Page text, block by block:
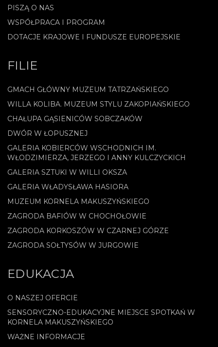
PISZĄ O NAS
WSPÓŁPRACA I PROGRAM
DOTACJE KRAJOWE I FUNDUSZE EUROPEJSKIE
FILIE
GMACH GŁÓWNY MUZEUM TATRZAŃSKIEGO
WILLA KOLIBA. MUZEUM STYLU ZAKOPIAŃSKIEGO
CHAŁUPA GĄSIENICÓW SOBCZAKÓW
DWÓR W ŁOPUSZNEJ
GALERIA KOBIERCÓW WSCHODNICH IM.
WŁODZIMIERZA, JERZEGO I ANNY KULCZYCKICH
GALERIA SZTUKI W WILLI OKSZA
GALERIA WŁADYSŁAWA HASIORA
MUZEUM KORNELA MAKUSZYŃSKIEGO
ZAGRODA BAFIÓW W CHOCHOŁOWIE
ZAGRODA KORKOSZÓW W CZARNEJ GÓRZE
ZAGRODA SOŁTYSÓW W JURGOWIE
EDUKACJA
O NASZEJ OFERCIE
SENSORYCZNO-EDUKACYJNE MIEJSCE SPOTKAŃ W
KORNELA MAKUSZYŃSKIEGO
WAŻNE INFORMACJE